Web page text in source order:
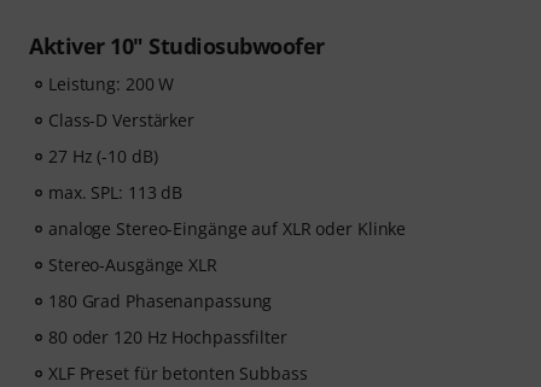
Aktiver 10" Studiosubwoofer
Leistung: 200 W
Class-D Verstärker
27 Hz (-10 dB)
max. SPL: 113 dB
analoge Stereo-Eingänge auf XLR oder Klinke
Stereo-Ausgänge XLR
180 Grad Phasenanpassung
80 oder 120 Hz Hochpassfilter
XLF Preset für betonten Subbass